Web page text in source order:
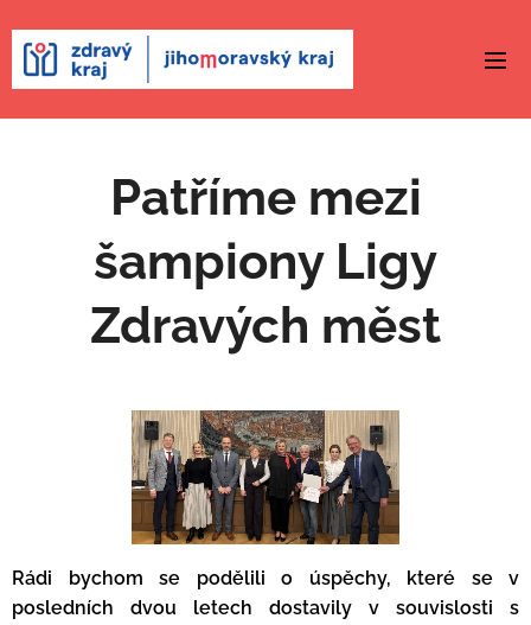
Patříme mezi
šampiony Ligy
Zdravých měst
Rádi bychom se podělili o úspěchy, které se v
posledních dvou letech dostavily v souvislosti s